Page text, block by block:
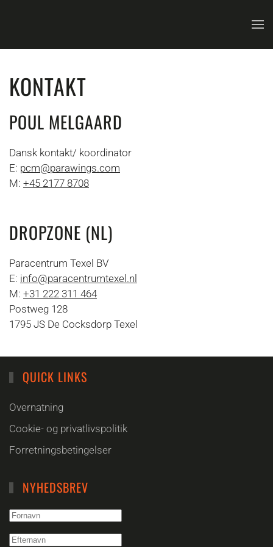
KONTAKT
POUL MELGAARD
Dansk kontakt/ koordinator
E: pcm@parawings.com
M: +45 2177 8708
DROPZONE (NL)
Paracentrum Texel BV
E: info@paracentrumtexel.nl
M: +31 222 311 464
Postweg 128
1795 JS De Cocksdorp Texel
QUICK LINKS
Overnatning
Cookie- og privatlivspolitik
Forretningsbetingelser
NYHEDSBREV